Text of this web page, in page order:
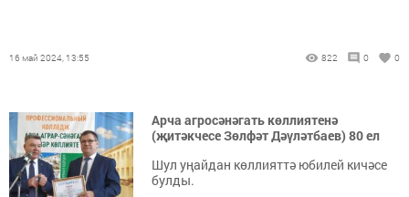
16 май 2024, 13:55 822 0 0
Арча агросәнәгать көллиятенә
(җитәкчесе Зөлфәт Дәүләтбаев) 80 ел
Шул уңайдан көллияттә юбилей кичәсе
булды.